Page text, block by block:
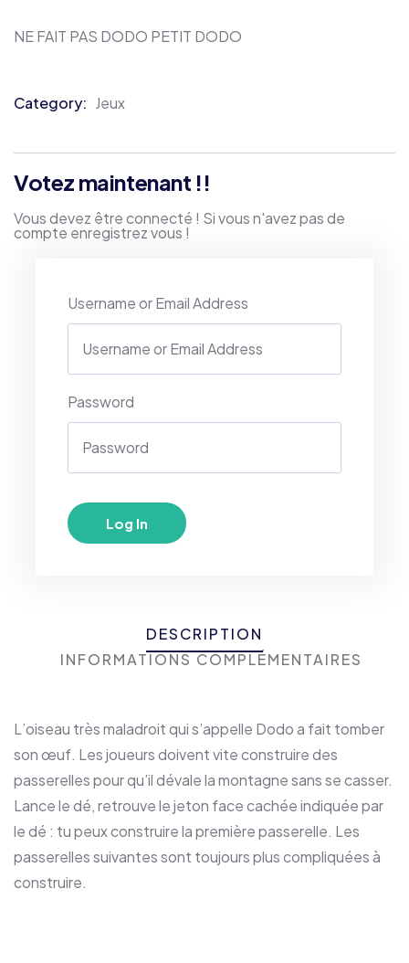
NE FAIT PAS DODO PETIT DODO
Category: Jeux
Votez maintenant !!
Vous devez être connecté ! Si vous n'avez pas de
compte enregistrez vous !
Username or Email Address
Password
DESCRIPTION
INFORMATIONS COMPLÉMENTAIRES
L’oiseau très maladroit qui s’appelle Dodo a fait tomber
son œuf. Les joueurs doivent vite construire des
passerelles pour qu’il dévale la montagne sans se casser.
Lance le dé, retrouve le jeton face cachée indiquée par
le dé : tu peux construire la première passerelle. Les
passerelles suivantes sont toujours plus compliquées à
construire.